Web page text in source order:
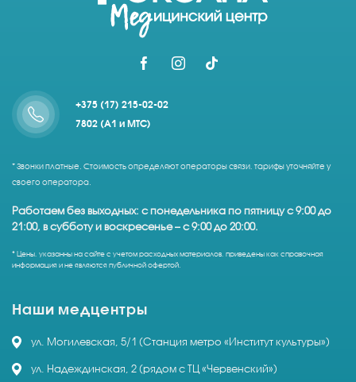
+375 (17) 215-02-02
7802 (A1 и МТС)
* Звонки платные. Стоимость определяют операторы связи, тарифы уточняйте у
своего оператора.
Работаем без выходных: с понедельника по пятницу с 9:00 до
21:00, в субботу и воскресенье – с 9:00 до 20:00.
* Цены, указанны на сайте с учетом расходных материалов, приведены как справочная
информация и не являются публичной офертой.
Наши медцентры
ул. Могилевская, 5/1 (Станция метро «Институт культуры»)
ул. Надеждинская, 2 (рядом с ТЦ «Червенский»)